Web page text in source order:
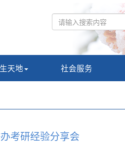
天地 社会服务
考研经验分享会